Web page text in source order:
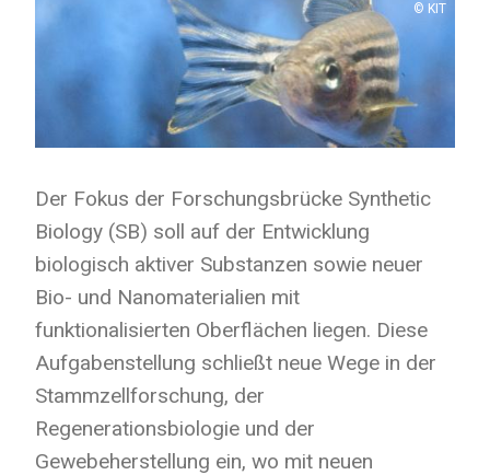
Copyright
KIT
Der Fokus der Forschungsbrücke Synthetic
Biology (SB) soll auf der Entwicklung
biologisch aktiver Substanzen sowie neuer
Bio- und Nanomaterialien mit
funktionalisierten Oberflächen liegen. Diese
Aufgabenstellung schließt neue Wege in der
Stammzellforschung, der
Regenerationsbiologie und der
Gewebeherstellung ein, wo mit neuen